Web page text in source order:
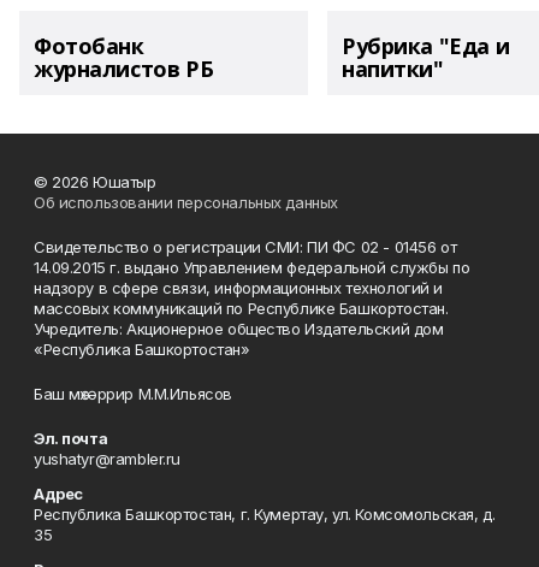
Фотобанк
журналистов РБ
Рубрика "Еда и
напитки"
© 2026 Юшатыр
Об использовании персональных данных
Свидетельство о регистрации СМИ: ПИ ФС 02 - 01456 от
14.09.2015 г. выдано Управлением федеральной службы по
надзору в сфере связи, информационных технологий и
массовых коммуникаций по Республике Башкортостан.
Учредитель: Акционерное общество Издательский дом
«Республика Башкортостан»
Баш мөхәррир М.М.Ильясов
Эл. почта
yushatyr@rambler.ru
Адрес
Республика Башкортостан, г. Кумертау, ул. Комсомольская, д.
35